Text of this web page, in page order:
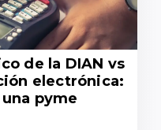
de la DIAN vs
electrónica:
pyme